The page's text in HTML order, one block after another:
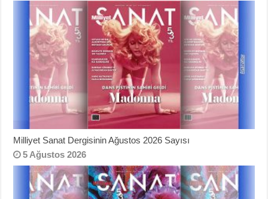
Milliyet Sanat Dergisinin Ağustos 2026 Sayısı
5 Ağustos 2026